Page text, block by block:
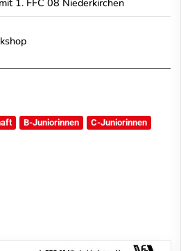
B-Juniorinnen
C-Juniorinnen